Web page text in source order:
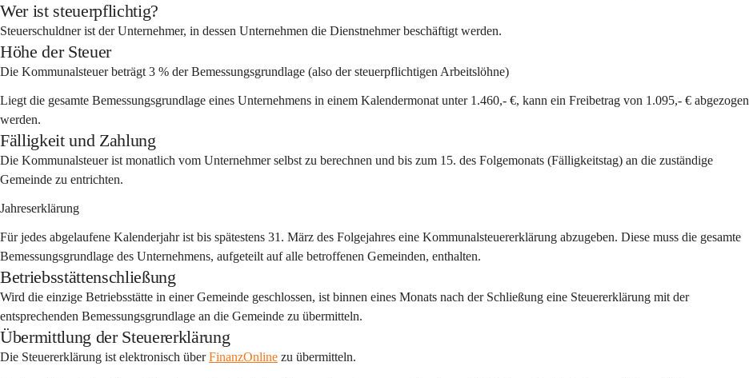
Wer ist steuerpflichtig?
Steuerschuldner ist der Unternehmer, in dessen Unternehmen die Dienstnehmer beschäftigt werden.
Höhe der Steuer
Die Kommunalsteuer beträgt 3 % der Bemessungsgrundlage (also der steuerpflichtigen Arbeitslöhne)
Liegt die gesamte Bemessungsgrundlage eines Unternehmens in einem Kalendermonat unter 1.460,- €, kann ein Freibetrag von 1.095,- € abgezogen
werden.
Fälligkeit und Zahlung
Die Kommunalsteuer ist monatlich vom Unternehmer selbst zu berechnen und bis zum 15. des Folgemonats (Fälligkeitstag) an die zuständige
Gemeinde zu entrichten.
Jahreserklärung
Für jedes abgelaufene Kalenderjahr ist bis spätestens 31. März des Folgejahres eine Kommunalsteuererklärung abzugeben. Diese muss die gesamte
Bemessungsgrundlage des Unternehmens, aufgeteilt auf alle betroffenen Gemeinden, enthalten.
Betriebsstättenschließung
Wird die einzige Betriebsstätte in einer Gemeinde geschlossen, ist binnen eines Monats nach der Schließung eine Steuererklärung mit der
entsprechenden Bemessungsgrundlage an die Gemeinde zu übermitteln.
Übermittlung der Steuererklärung
Die Steuererklärung ist elektronisch über FinanzOnline zu übermitteln.